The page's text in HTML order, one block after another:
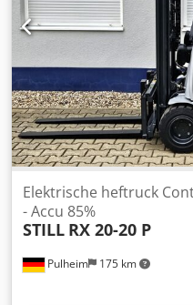
Pulheim 175 km
Elektrische heftruck
- Accu 85%
STILL RX 20-20 P